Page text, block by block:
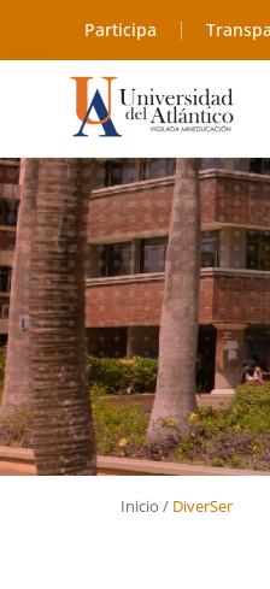
Participa
Inicio /DiverSer